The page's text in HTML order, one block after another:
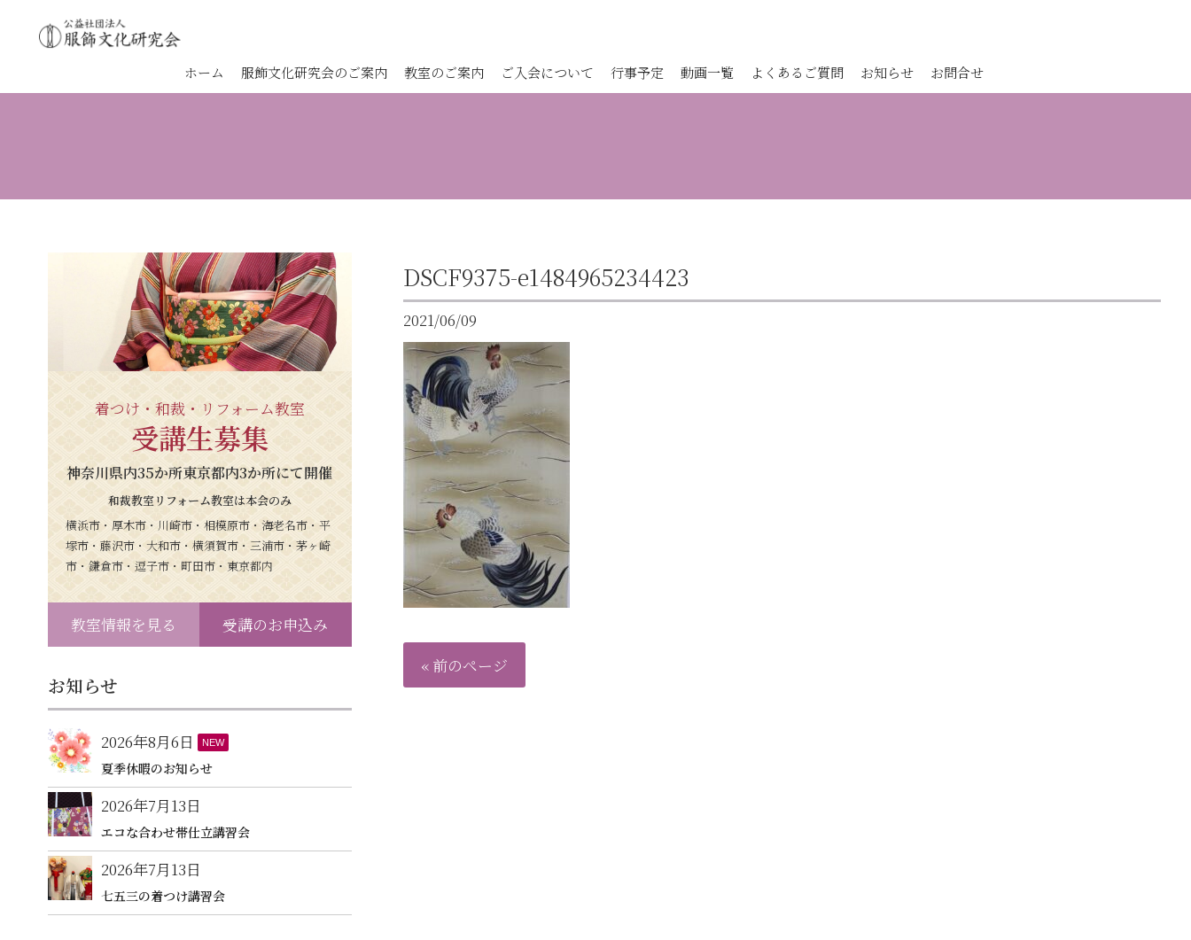
ホーム 服飾文化研究会のご案内 教室のご案内 ご入会について 行事予定 動画一覧 よくあるご質問 お知らせ お問合せ
DSCF9375-e1484965234423
2021/06/09
« 前のページ
着つけ・和裁・リフォーム教室
受講生募集
神奈川県内35か所東京都内3か所にて開催
和裁教室リフォーム教室は本会のみ
横浜市・厚木市・川崎市・相模原市・海老名市・平
塚市・藤沢市・大和市・横須賀市・三浦市・茅ヶ崎
市・鎌倉市・逗子市・町田市・東京都内
教室情報を見る 受講のお申込み
お知らせ
2026年8月6日 NEW
夏季休暇のお知らせ
2026年7月13日
エコな合わせ帯仕立講習会
2026年7月13日
七五三の着つけ講習会